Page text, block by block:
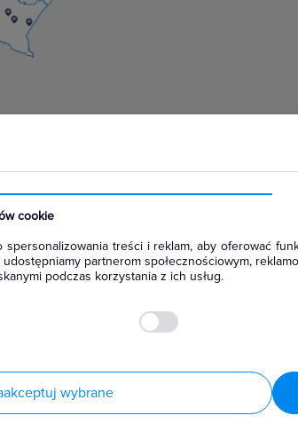
cookie
treści i reklam, aby oferować
partnerom społecznościowym,
podczas korzystania z ich usług.
wybrane
pytania